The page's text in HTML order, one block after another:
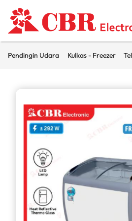
Pendingin Udara Kulkas - Freezer